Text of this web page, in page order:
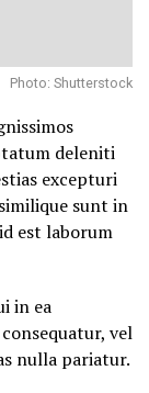
Photo: Shutterstock
deleniti
excepturi
sunt in
est laborum
in ea
vel
nulla pariatur.